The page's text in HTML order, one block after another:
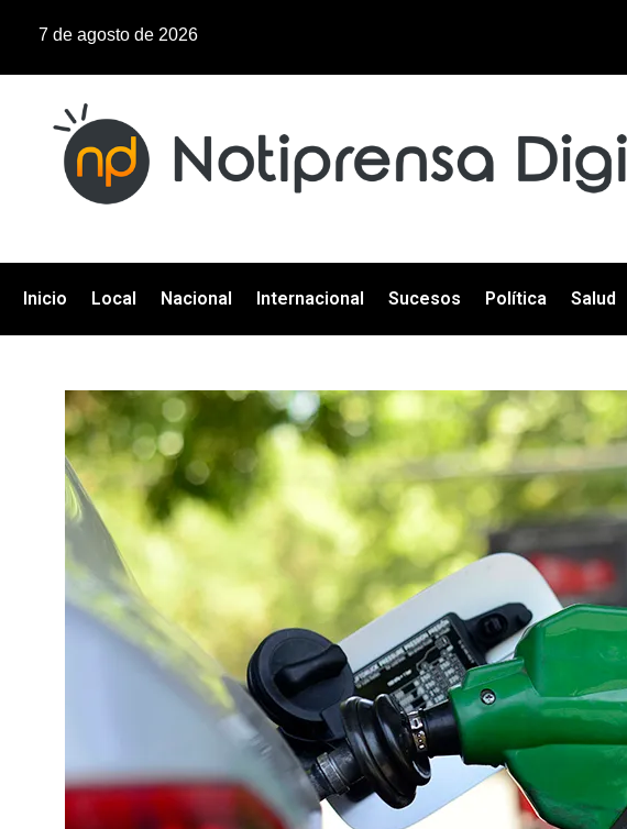
7 de agosto de 2026
Inicio Local Nacional Internacional Sucesos Política Salud